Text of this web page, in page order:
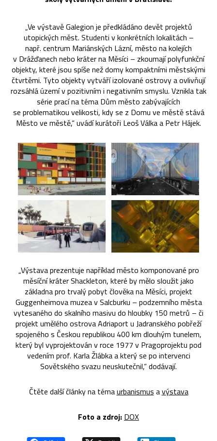
„Ve výstavě Galegion je předkládáno devět projektů
utopických měst. Studenti v konkrétních lokalitách –
např. centrum Mariánských Lázní, město na kolejích
v Drážďanech nebo kráter na Měsíci – zkoumají polyfunkční
objekty, které jsou spíše než domy kompaktními městskými
čtvrtěmi. Tyto objekty vytváří izolované ostrovy a ovlivňují
rozsáhlá území v pozitivním i negativním smyslu. Vznikla tak
série prací na téma Dům město zabývajících
se problematikou velikosti, kdy se z Domu ve městě stává
Město ve městě,“ uvádí kurátoři Leoš Válka a Petr Hájek.
„Výstava prezentuje například město komponované pro
měsíční kráter Shackleton, které by mělo sloužit jako
základna pro trvalý pobyt člověka na Měsíci, projekt
Guggenheimova muzea v Salcburku – podzemního města
vytesaného do skalního masivu do hloubky 150 metrů – či
projekt umělého ostrova Adriaport u Jadranského pobřeží
spojeného s Českou republikou 400 km dlouhým tunelem,
který byl vyprojektován v roce 1977 v Pragoprojektu pod
vedením prof. Karla Žlábka a který se po intervenci
Sovětského svazu neuskutečnil,“ dodávají.
Čtěte další články na témaurbanismus avýstava
Foto a zdroj: DOX